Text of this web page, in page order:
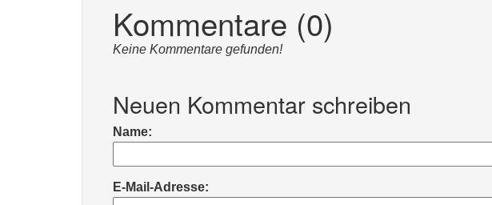
Kommentare (0)
Keine Kommentare gefunden!
Neuen Kommentar schreiben
Name:
E-Mail-Adresse: